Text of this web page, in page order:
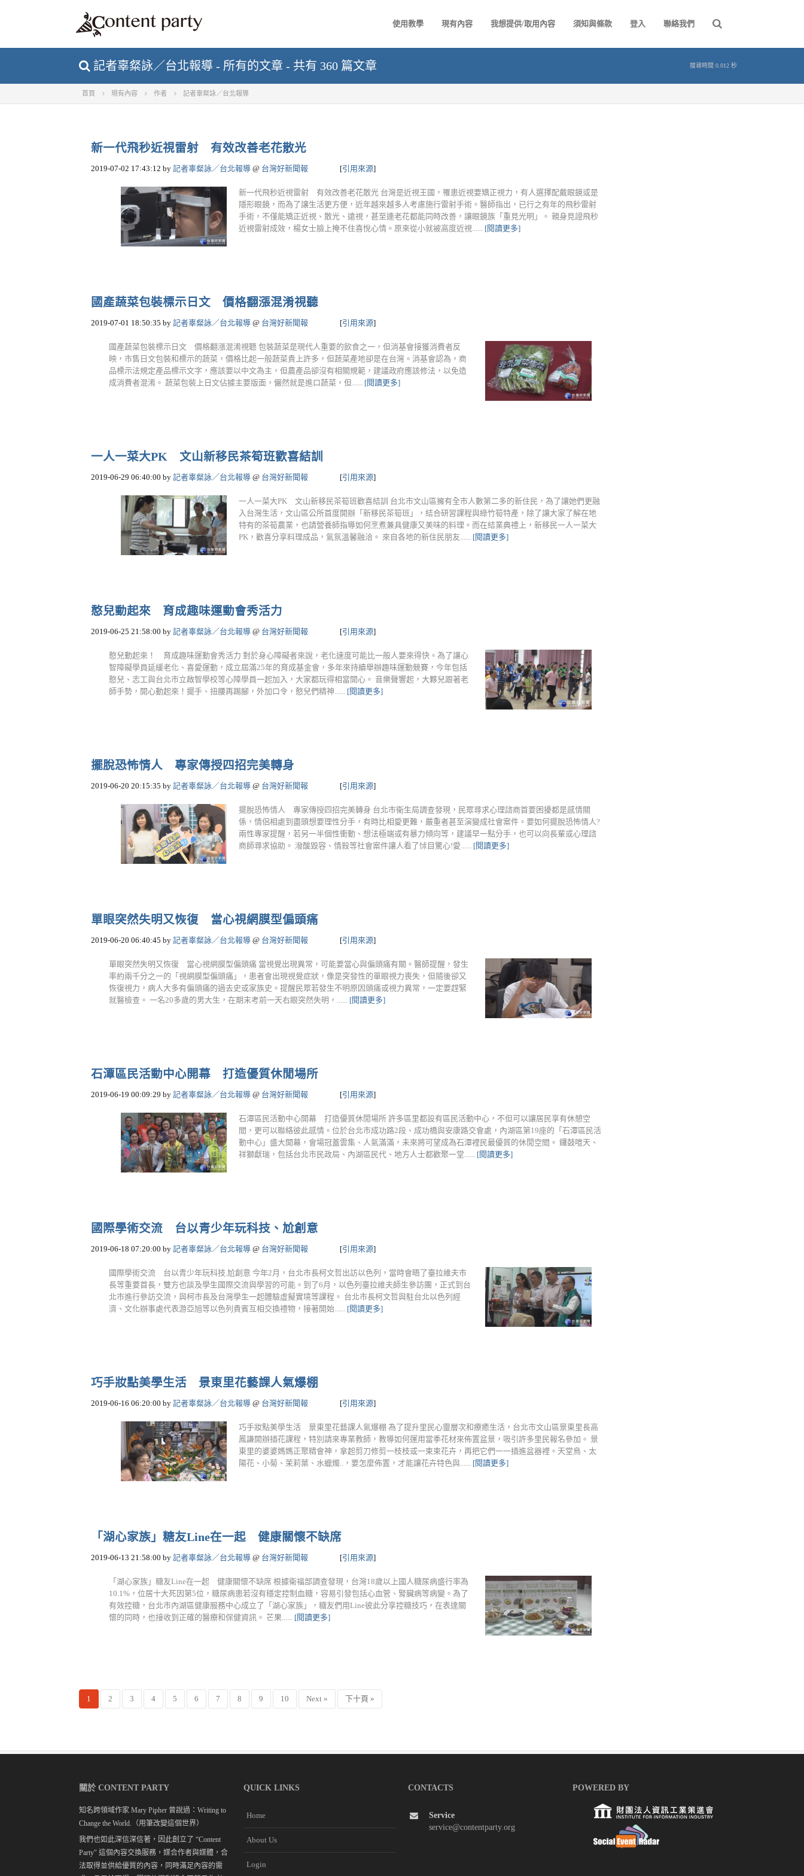
使用教學 現有內容 我想提供/取用內容 須知與條款 登入 聯絡我們
記者辜粲詠／台北報導 - 所有的文章 - 共有 360 篇文章 搜尋時間 0.012 秒
首頁 現有內容 作者 記者辜粲詠／台北報導
新一代飛秒近視雷射 有效改善老花散光
2019-07-02 17:43:12 by 記者辜粲詠／台北報導 @ 台灣好新聞報 [引用來源]
新一代飛秒近視雷射 有效改善老花散光 台灣是近視王國，罹患近視要矯正視力，有人選擇配戴眼鏡或是
隱形眼鏡，而為了讓生活更方便，近年越來越多人考慮施行雷射手術。醫師指出，已行之有年的飛秒雷射
手術，不僅能矯正近視、散光、遠視，甚至連老花都能同時改善，讓眼鏡族「重見光明」。 親身見證飛秒
近視雷射成效，楊女士臉上掩不住喜悅心情。原來從小就被高度近視...... [閱讀更多]
國產蔬菜包裝標示日文 價格翻漲混淆視聽
2019-07-01 18:50:35 by 記者辜粲詠／台北報導 @ 台灣好新聞報 [引用來源]
國產蔬菜包裝標示日文 價格翻漲混淆視聽 包裝蔬菜是現代人重要的飲食之一，但消基會接獲消費者反
映，市售日文包裝和標示的蔬菜，價格比起一般蔬菜貴上許多，但蔬菜產地卻是在台灣。消基會認為，商
品標示法規定產品標示文字，應該要以中文為主，但農產品卻沒有相關規範，建議政府應該修法，以免造
成消費者混淆。 蔬菜包裝上日文佔據主要版面，儼然就是進口蔬菜，但...... [閱讀更多]
一人一菜大PK 文山新移民茶筍班歡喜結訓
2019-06-29 06:40:00 by 記者辜粲詠／台北報導 @ 台灣好新聞報 [引用來源]
一人一菜大PK 文山新移民茶筍班歡喜結訓 台北市文山區擁有全市人數第二多的新住民，為了讓她們更融
入台灣生活，文山區公所首度開辦「新移民茶筍班」，結合研習課程與綠竹筍特產，除了讓大家了解在地
特有的茶筍農業，也請營養師指導如何烹煮兼具健康又美味的料理。而在結業典禮上，新移民一人一菜大
PK，歡喜分享料理成品，氣氛溫馨融洽。 來自各地的新住民朋友...... [閱讀更多]
憨兒動起來 育成趣味運動會秀活力
2019-06-25 21:58:00 by 記者辜粲詠／台北報導 @ 台灣好新聞報 [引用來源]
憨兒動起來！ 育成趣味運動會秀活力 對於身心障礙者來說，老化速度可能比一般人要來得快。為了讓心
智障礙學員延緩老化、喜愛運動，成立屆滿25年的育成基金會，多年來持續舉辦趣味運動競賽，今年包括
憨兒、志工與台北市立啟智學校等心障學員一起加入，大家都玩得相當開心。 音樂聲響起，大夥兒跟著老
師手勢，開心動起來！擺手、扭腰再踢腳，外加口令，憨兒們精神...... [閱讀更多]
擺脫恐怖情人 專家傳授四招完美轉身
2019-06-20 20:15:35 by 記者辜粲詠／台北報導 @ 台灣好新聞報 [引用來源]
擺脫恐怖情人 專家傳授四招完美轉身 台北市衛生局調查發現，民眾尋求心理諮商首要困擾都是感情關
係，情侶相處到盡頭想要理性分手，有時比相愛更難，嚴重者甚至演變成社會案件。要如何擺脫恐怖情人?
兩性專家提醒，若另一半個性衝動、想法極端或有暴力傾向等，建議早一點分手，也可以向長輩或心理諮
商師尋求協助。 潑酸毀容、情殺等社會案件讓人看了怵目驚心!愛...... [閱讀更多]
單眼突然失明又恢復 當心視網膜型偏頭痛
2019-06-20 06:40:45 by 記者辜粲詠／台北報導 @ 台灣好新聞報 [引用來源]
單眼突然失明又恢復 當心視網膜型偏頭痛 當視覺出現異常，可能要當心與偏頭痛有關。醫師提醒，發生
率約兩千分之一的「視網膜型偏頭痛」，患者會出現視覺症狀，像是突發性的單眼視力喪失，但隨後卻又
恢復視力，病人大多有偏頭痛的過去史或家族史。提醒民眾若發生不明原因頭痛或視力異常，一定要趕緊
就醫檢查。 一名20多歲的男大生，在期末考前一天右眼突然失明，...... [閱讀更多]
石潭區民活動中心開幕 打造優質休閒場所
2019-06-19 00:09:29 by 記者辜粲詠／台北報導 @ 台灣好新聞報 [引用來源]
石潭區民活動中心開幕 打造優質休閒場所 許多區里都設有區民活動中心，不但可以讓居民享有休憩空
間，更可以聯絡彼此感情。位於台北市成功路2段、成功橋與安康路交會處，內湖區第19座的「石潭區民活
動中心」盛大開幕，會場冠蓋雲集、人氣滿滿，未來將可望成為石潭裡民最優質的休閒空間。 鑼鼓喧天、
祥獅獻瑞，包括台北市民政局、內湖區民代、地方人士都歡聚一堂...... [閱讀更多]
國際學術交流 台以青少年玩科技、尬創意
2019-06-18 07:20:00 by 記者辜粲詠／台北報導 @ 台灣好新聞報 [引用來源]
國際學術交流 台以青少年玩科技.尬創意 今年2月，台北市長柯文哲出訪以色列，當時會晤了臺拉維夫市
長等重要首長，雙方也談及學生國際交流與學習的可能。到了6月，以色列臺拉維夫師生參訪團，正式到台
北市進行參訪交流，與柯市長及台灣學生一起體驗虛擬實境等課程。 台北市長柯文哲與駐台北以色列經
濟、文化辦事處代表游亞旭等以色列貴賓互相交換禮物，接著開始...... [閱讀更多]
巧手妝點美學生活 景東里花藝課人氣爆棚
2019-06-16 06:20:00 by 記者辜粲詠／台北報導 @ 台灣好新聞報 [引用來源]
巧手妝點美學生活 景東里花藝課人氣爆棚 為了提升里民心靈層次和療癒生活，台北市文山區景東里長高
鳳謙開辦插花課程，特別請來專業教師，教導如何運用當季花材來佈置盆景，吸引許多里民報名參加。 景
東里的婆婆媽媽正聚精會神，拿起剪刀修剪一枝枝或一束束花卉，再把它們一一插進盆器裡。天堂鳥、太
陽花、小菊、茉莉葉、水蠟燭..，要怎麼佈置，才能讓花卉特色與...... [閱讀更多]
「湖心家族」糖友Line在一起 健康關懷不缺席
2019-06-13 21:58:00 by 記者辜粲詠／台北報導 @ 台灣好新聞報 [引用來源]
「湖心家族」糖友Line在一起 健康關懷不缺席 根據衛福部調查發現，台灣18歲以上國人糖尿病盛行率為
10.1%，位居十大死因第5位，糖尿病患若沒有穩定控制血糖，容易引發包括心血管、腎臟病等病變。為了
有效控糖，台北市內湖區健康服務中心成立了「湖心家族」，糖友們用Line彼此分享控糖技巧，在表達關
懷的同時，也接收到正確的醫療和保健資訊。 芒果...... [閱讀更多]
1 2 3 4 5 6 7 8 9 10 Next » 下十頁 »
關於 CONTENT PARTY
知名跨領域作家 Mary Pipher 曾說過：Writing to
Change the World.（用筆改變這個世界）
我們也如此深信深信著，因此創立了 “Content
Party" 這個內容交換服務，媒合作者與媒體，合
法取得並供給優質的內容，同時滿足內容的需
QUICK LINKS
Home
About Us
Login
CONTACTS
Service
service@contentparty.org
POWERED BY